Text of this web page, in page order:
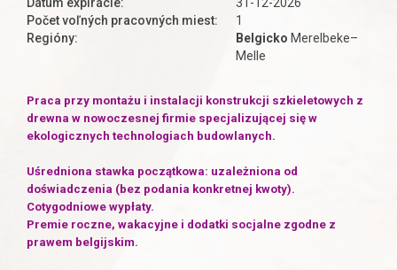
Počet voľných pracovných miest:
1
Regióny:
Belgicko Merelbeke–
Melle
Praca przy montażu i instalacji konstrukcji szkieletowych z
drewna w nowoczesnej firmie specjalizującej się w
ekologicznych technologiach budowlanych.
Uśredniona stawka początkowa: uzależniona od
doświadczenia (bez podania konkretnej kwoty).
Cotygodniowe wypłaty.
Premie roczne, wakacyjne i dodatki socjalne zgodne z
prawem belgijskim.